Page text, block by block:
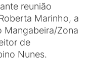
reunião
Marinho, a
Mangabeira/Zona
de
Nunes.